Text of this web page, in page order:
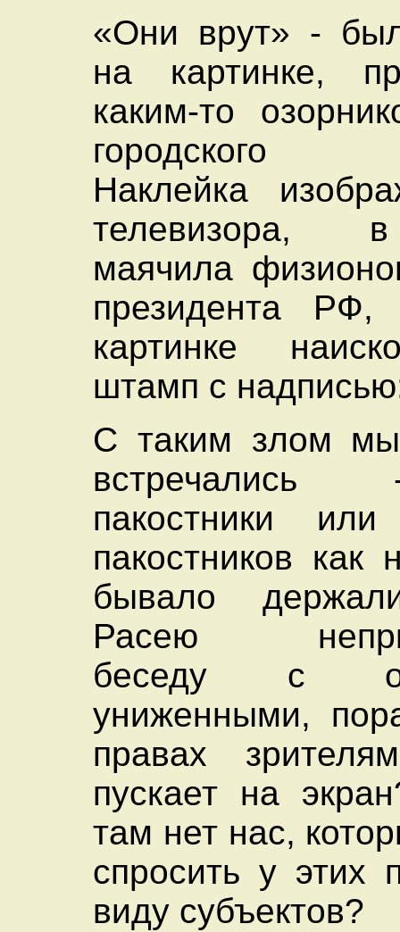
«Они врут» -
на картинке,
каким-то
городского
Наклейка
телевизора,
маячила
президента
картинке
штамп с
С таким злом
пакостники
пакостников
бывало
Расею
беседу с
униженными,
правах
пускает на
там нет нас,
спросить у этих
виду субъектов?